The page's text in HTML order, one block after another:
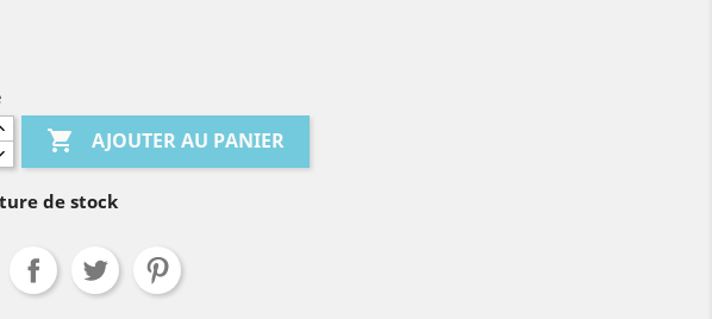
 AJOUTER AU PANIER
de stock